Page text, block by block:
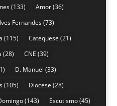
(133) Amor(36)
Fernandes(73)
(115) Catequese (21)
(28) CNE (39)
D. Manuel (33)
(105) Diocese (28)
(143) Escutismo(45)